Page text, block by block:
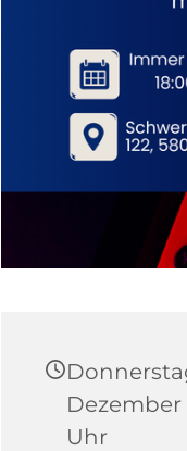
Dezember
Uhr